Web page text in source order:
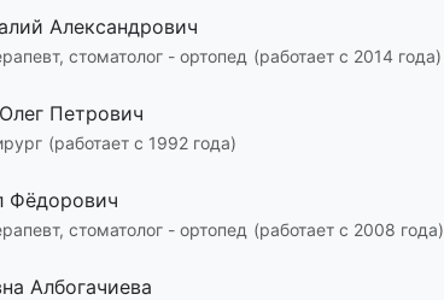
Александрович
стоматолог - ортопед (работает с 2014 года)
Петрович
(работает с 1992 года)
Фёдорович
стоматолог - ортопед (работает с 2008 года)
Албогачиева